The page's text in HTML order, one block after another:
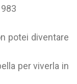
potei diventare
per viverla in